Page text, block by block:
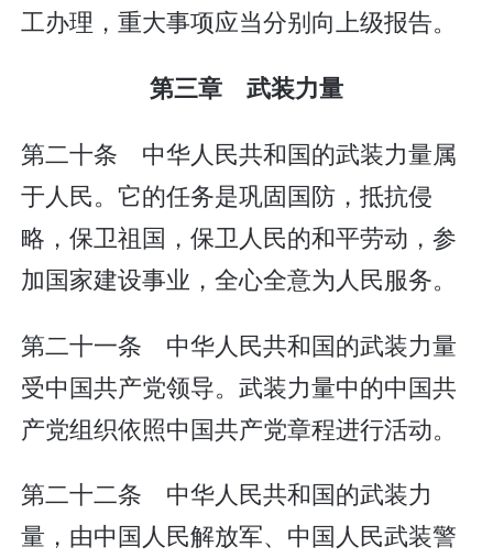
工办理，重大事项应当分别向上级报告。
第三章 武装力量
第二十条 中华人民共和国的武装力量属
于人民。它的任务是巩固国防，抵抗侵
略，保卫祖国，保卫人民的和平劳动，参
加国家建设事业，全心全意为人民服务。
第二十一条 中华人民共和国的武装力量
受中国共产党领导。武装力量中的中国共
产党组织依照中国共产党章程进行活动。
第二十二条 中华人民共和国的武装力
量，由中国人民解放军、中国人民武装警